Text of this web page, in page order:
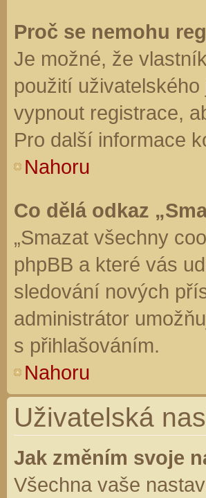
Proč se nemohu
Je možné, že
použití
vypnout registrace,
Pro další informace
Nahoru
Co dělá odkaz
„Smazat všechny
phpBB a které vás
sledování nových
administrátor
s přihlašováním.
Nahoru
Uživatelská
Jak změním svoje
Všechna vaše